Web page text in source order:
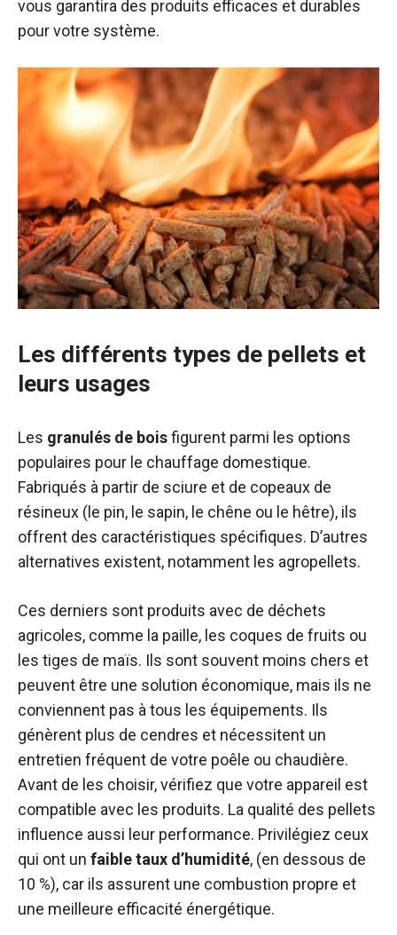
vous garantira des produits efficaces et durables
pour votre système.
Les différents types de pellets et
leurs usages
Les granulés de boisfigurent parmi les options
populaires pour le chauffage domestique.
Fabriqués à partir de sciure et de copeaux de
résineux (le pin, le sapin, le chêne ou le hêtre), ils
offrent des caractéristiques spécifiques. D’autres
alternatives existent, notamment les agropellets.
Ces derniers sont produits avec de déchets
agricoles, comme la paille, les coques de fruits ou
les tiges de maïs. Ils sont souvent moins chers et
peuvent être une solution économique, mais ils ne
conviennent pas à tous les équipements. Ils
génèrent plus de cendres et nécessitent un
entretien fréquent de votre poêle ou chaudière.
Avant de les choisir, vérifiez que votre appareil est
compatible avec les produits. La qualité des pellets
influence aussi leur performance. Privilégiez ceux
qui ont un faible taux d’humidité, (en dessous de
10 %), car ils assurent une combustion propre et
une meilleure efficacité énergétique.